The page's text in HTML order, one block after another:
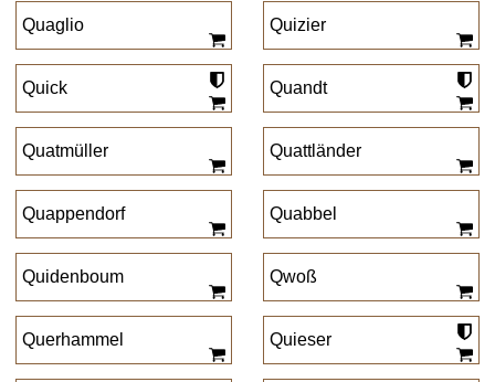
Quaglio Quizier
Quick Quandt
Quatmüller Quattländer
Quappendorf Quabbel
Quidenboum Qwoß
Querhammel Quieser